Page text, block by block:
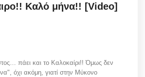
Καλό μήνα!! [Video]
πάει και το Καλοκαίρι!! Όμως δεν
όχι ακόμη, γιατί στην Μύκονο